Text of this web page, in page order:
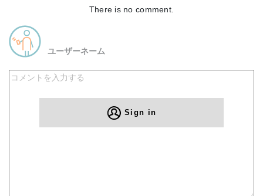
There is no comment.
ユーザーネーム
Sign in